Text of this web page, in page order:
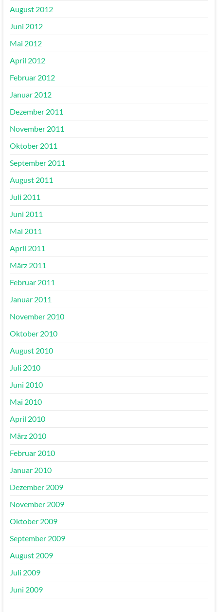
August 2012
Juni 2012
Mai 2012
April 2012
Februar 2012
Januar 2012
Dezember 2011
November 2011
Oktober 2011
September 2011
August 2011
Juli 2011
Juni 2011
Mai 2011
April 2011
März 2011
Februar 2011
Januar 2011
November 2010
Oktober 2010
August 2010
Juli 2010
Juni 2010
Mai 2010
April 2010
März 2010
Februar 2010
Januar 2010
Dezember 2009
November 2009
Oktober 2009
September 2009
August 2009
Juli 2009
Juni 2009